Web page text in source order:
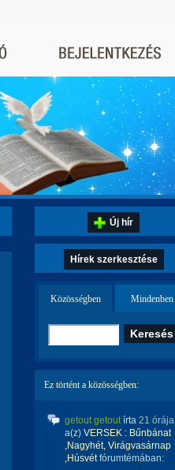
Új hír
Hírek szerkesztése
Közösségben Mindenben
Ez történt a közösségben:
getout getoutírta 21 órája
a(z) VERSEK : Bűnbánat
,Nagyhét, Virágvasárnap
,Húsvétfórumtémában: